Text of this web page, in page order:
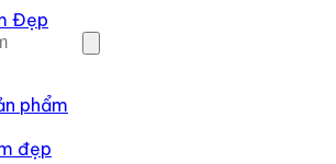
Đẹp
phẩm
đẹp